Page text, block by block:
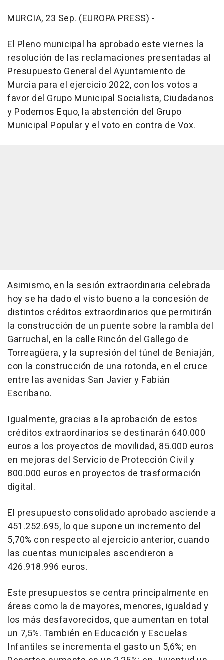
MURCIA, 23 Sep. (EUROPA PRESS) -
El Pleno municipal ha aprobado este viernes la
resolución de las reclamaciones presentadas al
Presupuesto General del Ayuntamiento de
Murcia para el ejercicio 2022, con los votos a
favor del Grupo Municipal Socialista, Ciudadanos
y Podemos Equo, la abstención del Grupo
Municipal Popular y el voto en contra de Vox.
Asimismo, en la sesión extraordinaria celebrada
hoy se ha dado el visto bueno a la concesión de
distintos créditos extraordinarios que permitirán
la construcción de un puente sobre la rambla del
Garruchal, en la calle Rincón del Gallego de
Torreagüera, y la supresión del túnel de Beniaján,
con la construcción de una rotonda, en el cruce
entre las avenidas San Javier y Fabián
Escribano.
Igualmente, gracias a la aprobación de estos
créditos extraordinarios se destinarán 640.000
euros a los proyectos de movilidad, 85.000 euros
en mejoras del Servicio de Protección Civil y
800.000 euros en proyectos de trasformación
digital.
El presupuesto consolidado aprobado asciende a
451.252.695, lo que supone un incremento del
5,70% con respecto al ejercicio anterior, cuando
las cuentas municipales ascendieron a
426.918.996 euros.
Este presupuestos se centra principalmente en
áreas como la de mayores, menores, igualdad y
los más desfavorecidos, que aumentan en total
un 7,5%. También en Educación y Escuelas
Infantiles se incrementa el gasto un 5,6%; en